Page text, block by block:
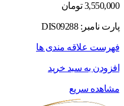
3,550,000 تومان
پارت نامبر: DIS09288
فهرست علاقه مندی ها
افزودن به سبد خرید
مشاهده سریع